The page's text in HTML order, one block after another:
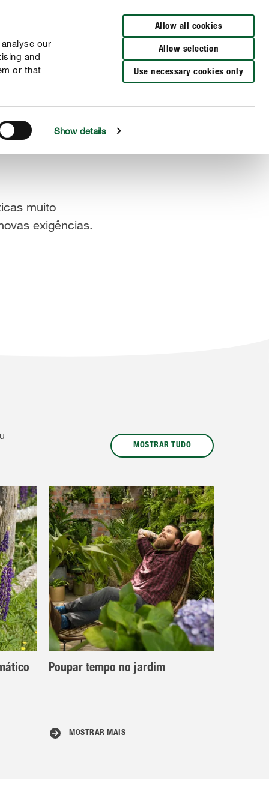
our
and
or that
Show details
Allow all cookies
Allow selection
Use necessary cookies only
Encuentra un distribuidor
muito
exigências.
MOSTRAR TUDO
Poupar tempo no jardim
MOSTRAR MAIS